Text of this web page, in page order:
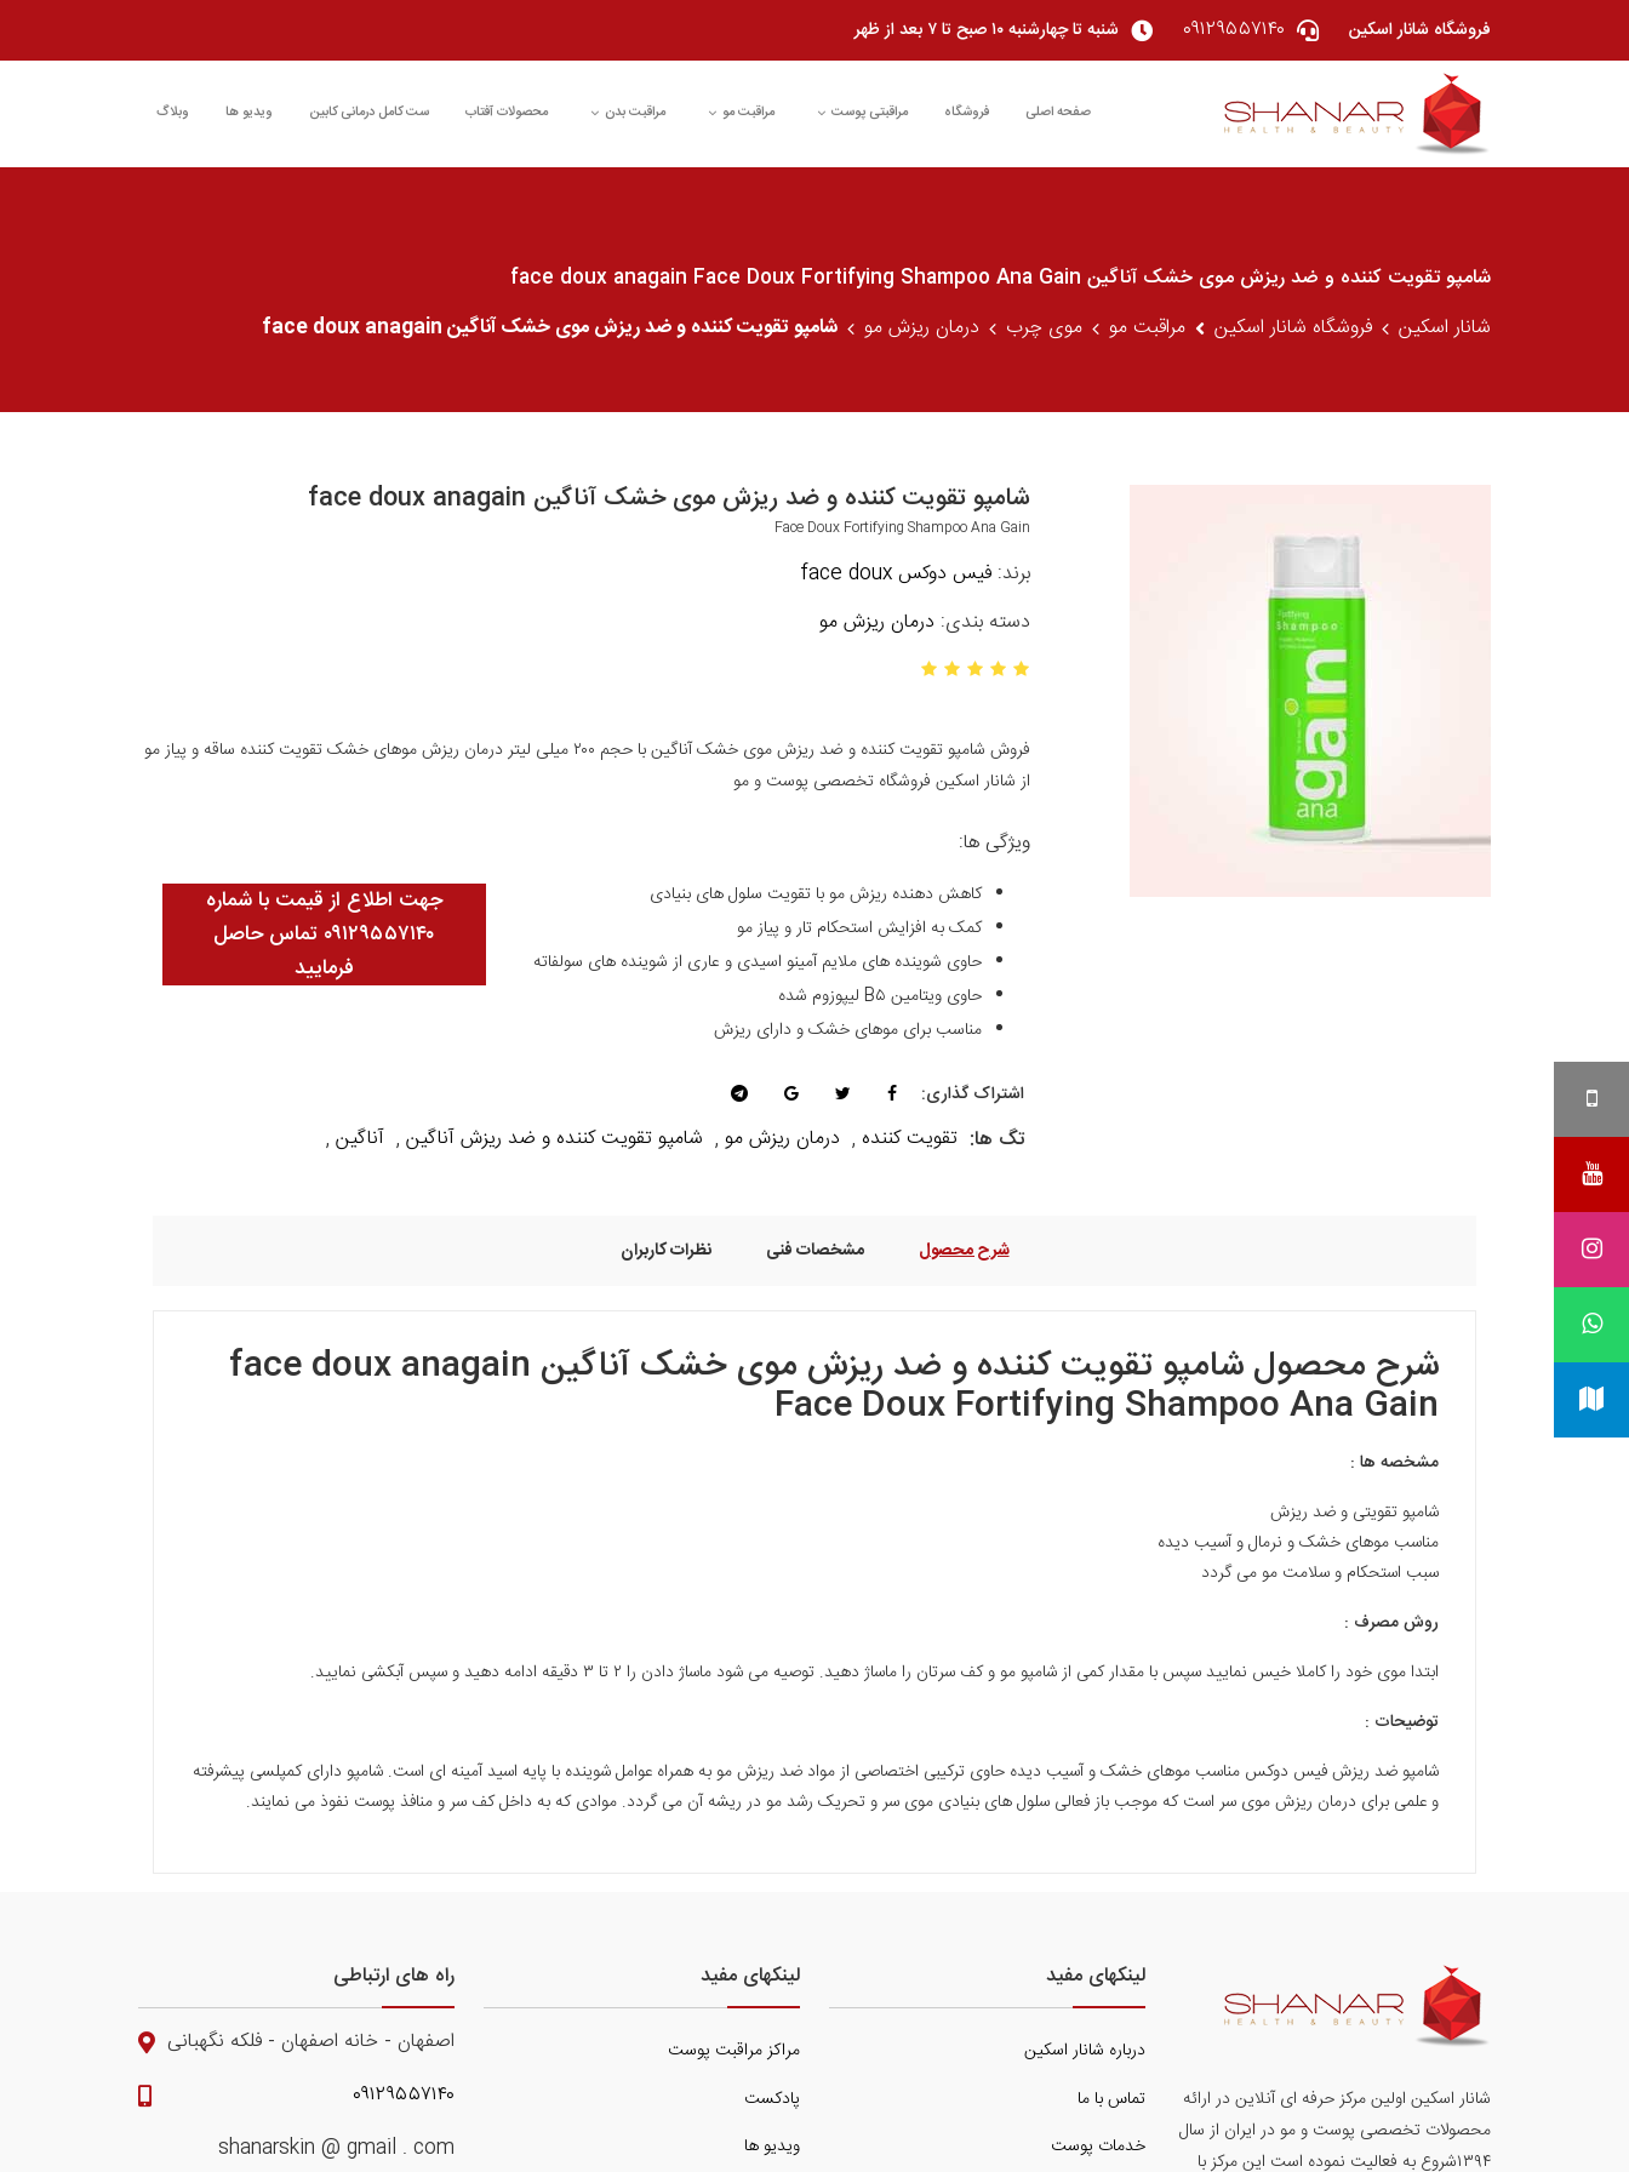
فروشگاه شانار اسکین ۰۹۱۲۹۵۵۷۱۴۰ شنبه تا چهارشنبه ۱۰ صبح تا ۷ بعد از ظهر
صفحه اصلی فروشگاه مراقبتی پوست مراقبت مو مراقبت بدن محصولات آفتاب ست کامل درمانی کابین ویدیو ها وبلاگ
شامپو تقویت کننده و ضد ریزش موی خشک آناگین face doux anagain Face Doux Fortifying Shampoo Ana Gain
شانار اسکین
فروشگاه شانار اسکین مراقبت مو موی چرب درمان ریزش مو شامپو تقویت کننده و ضد ریزش موی خشک آناگین face doux anagain
شامپو تقویت کننده و ضد ریزش موی خشک آناگین face doux anagain
Face Doux Fortifying Shampoo Ana Gain
برند: فیس دوکس face doux
دسته بندی: درمان ریزش مو
فروش شامپو تقویت کننده و ضد ریزش موی خشک آناگین با حجم ۲۰۰ میلی لیتر درمان ریزش موهای خشک تقویت کننده ساقه و پیاز مو
از شانار اسکین فروشگاه تخصصی پوست و مو
ویژگی ها:
کاهش دهنده ریزش مو با تقویت سلول های بنیادی
کمک به افزایش استحکام تار و پیاز مو
حاوی شوینده های ملایم آمینو اسیدی و عاری از شوینده های سولفاته
حاوی ویتامین B۵ لیپوزوم شده
مناسب برای موهای خشک و دارای ریزش
اشتراک گذاری:
جهت اطلاع از قیمت با شماره
۰۹۱۲۹۵۵۷۱۴۰ تماس حاصل
فرمایید
تگ ها: تقویت کننده , درمان ریزش مو , شامپو تقویت کننده و ضد ریزش آناگین , آناگین ,
شرح محصول مشخصات فنی نظرات کاربران
شرح محصول شامپو تقویت کننده و ضد ریزش موی خشک آناگین face doux anagain
Face Doux Fortifying Shampoo Ana Gain
مشخصه ها :
شامپو تقویتی و ضد ریزش
مناسب موهای خشک و نرمال و آسیب دیده
سبب استحکام و سلامت مو می گردد
روش مصرف :
ابتدا موی خود را کاملا خیس نمایید سپس با مقدار کمی از شامپو مو و کف سرتان را ماساژ دهید. توصیه می شود ماساژ دادن را ۲ تا ۳ دقیقه ادامه دهید و سپس آبکشی نمایید.
توضیحات :
شامپو ضد ریزش فیس دوکس مناسب موهای خشک و آسیب دیده حاوی ترکیبی اختصاصی از مواد ضد ریزش مو به همراه عوامل شوینده با پایه اسید آمینه ای است. شامپو دارای کمپلسی پیشرفته
و علمی برای درمان ریزش موی سر است که موجب باز فعالی سلول های بنیادی موی سر و تحریک رشد مو در ریشه آن می گردد. موادی که به داخل کف سر و منافذ پوست نفوذ می نمایند.
شانار اسکین اولین مرکز حرفه ای آنلاین در ارائه
محصولات تخصصی پوست و مو در ایران از سال
۱۳۹۴شروع به فعالیت نموده است این مرکز با
لینکهای مفید
درباره شانار اسکین
تماس با ما
خدمات پوست
لینکهای مفید
مراکز مراقبت پوست
پادکست
ویدیو ها
راه های ارتباطی
اصفهان - خانه اصفهان - فلکه نگهبانی
۰۹۱۲۹۵۵۷۱۴۰
shanarskin @ gmail . com